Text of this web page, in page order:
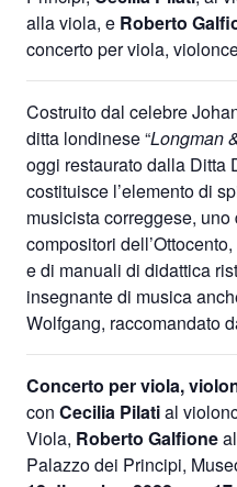
alla viola, e Roberto
concerto per viola,
Costruito dal celebre
ditta londinese “Longman
oggi restaurato dalla Ditta
costituisce l’elemento di
musicista correggese,
compositori
e di manuali di didattica
insegnante di musica
Wolfgang, raccomandato
Concerto per viola,
con Cecilia Pilatial
Viola, Roberto Galfione
Palazzo dei Principi,